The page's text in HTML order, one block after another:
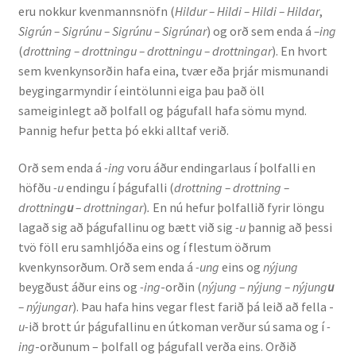
eru nokkur kvenmannsnöfn (Hildur – Hildi – Hildi – Hildar,
Sigrún – Sigrúnu – Sigrúnu – Sigrúnar) og orð sem enda á –ing
(drottning – drottningu – drottningu – drottningar). En hvort
sem kvenkynsorðin hafa eina, tvær eða þrjár mismunandi
beygingarmyndir í eintölunni eiga þau það öll
sameiginlegt að þolfall og þágufall hafa sömu mynd.
Þannig hefur þetta þó ekki alltaf verið.
Orð sem enda á -ing voru áður endingarlaus í þolfalli en
höfðu -uendingu í þágufalli (drottning – drottning –
drottningu– drottningar). En nú hefur þolfallið fyrir löngu
lagað sig að þágufallinu og bætt við sig -uþannig að þessi
tvö föll eru samhljóða eins og í flestum öðrum
kvenkynsorðum. Orð sem enda á -ung eins og nýjung
beygðust áður eins og -ing-orðin (nýjung – nýjung – nýjungu
– nýjungar). Þau hafa hins vegar flest farið þá leið að fella -
u-ið brott úr þágufallinu en útkoman verður sú sama og í-
ing-orðunum – þolfall og þágufall verða eins. Orðið